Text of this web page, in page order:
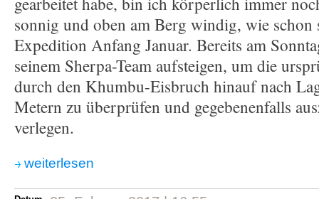
sonnig und oben am Berg windig, wie schon
Expedition Anfang Januar. Bereits am
seinem Sherpa-Team aufsteigen, um die
durch den Khumbu-Eisbruch hinauf nach
Metern zu überprüfen und gegebenenfalls
verlegen.
weiterlesen